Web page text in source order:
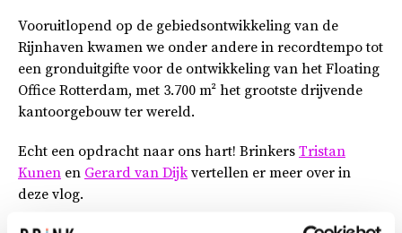
Vooruitlopend op de gebiedsontwikkeling van de
Rijnhaven kwamen we onder andere in recordtempo tot
een gronduitgifte voor de ontwikkeling van het Floating
Office Rotterdam, met 3.700 m² het grootste drijvende
kantoorgebouw ter wereld.
Echt een opdracht naar ons hart! Brinkers Tristan
Kunen en Gerard van Dijkvertellen er meer over in
deze vlog.